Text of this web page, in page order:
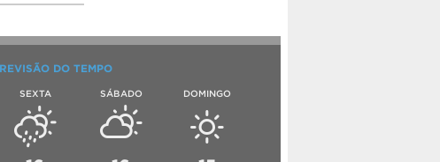
DO TEMPO
SEXTA SÁBADO DOMINGO